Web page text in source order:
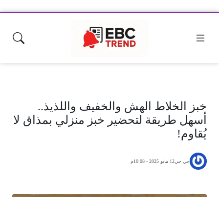
خبز الخلاط الهش والخفيف واللذيذ..
أسهل طريقة لتحضير خبز منزلي بمذاق لا
يُقاوم!
جي جي12 مايو 2025 - 10:08م